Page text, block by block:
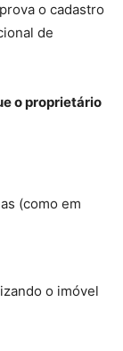
o cadastro
de
o proprietário
(como em
o imóvel